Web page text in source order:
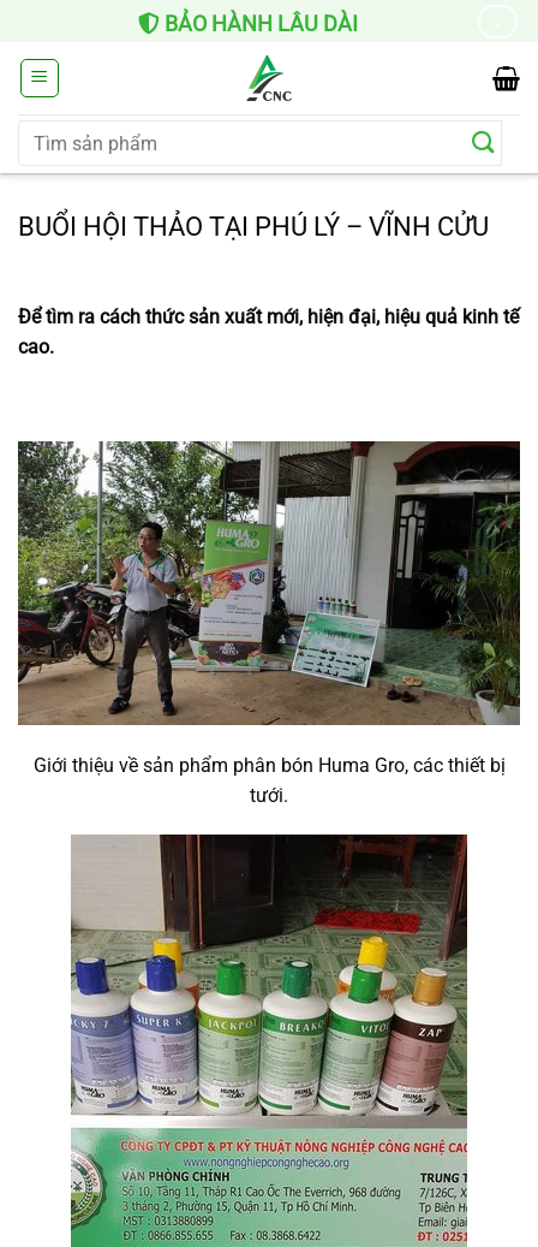
dung
HÀNH LÂU DÀI
Tìm
BUỔI HỘI THẢO TẠI PHÚ LÝ – VĨNH CỬU
Để tìm ra cách thức sản xuất mới, hiện đại, hiệu quả kinh tế
cao.
Giới thiệu về sản phẩm phân bón Huma Gro, các thiết bị
tưới.